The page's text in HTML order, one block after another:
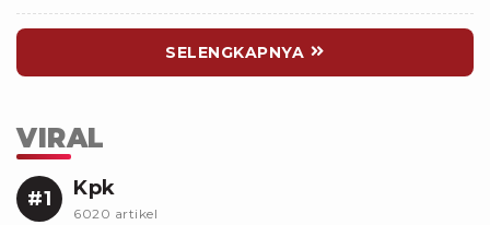
SELENGKAPNYA
VIRAL
#1 Kpk
6020 artikel